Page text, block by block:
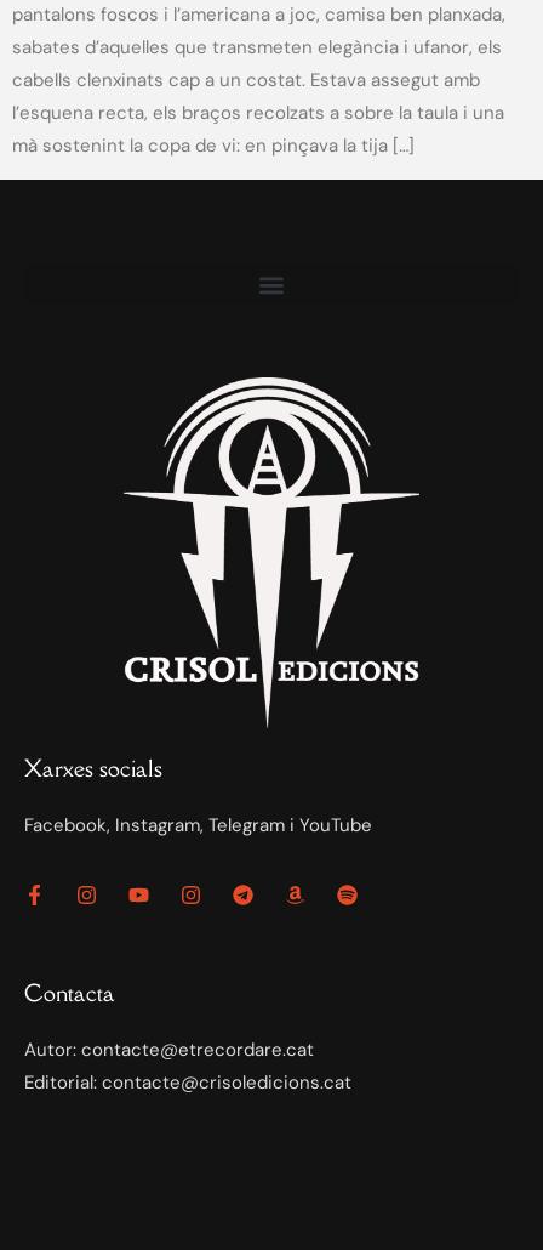
pantalons foscos i l’americana a joc, camisa ben planxada,
sabates d’aquelles que transmeten elegància i ufanor, els
cabells clenxinats cap a un costat. Estava assegut amb
l’esquena recta, els braços recolzats a sobre la taula i una
mà sostenint la copa de vi: en pinçava la tija […]
Xarxes socials
Facebook, Instagram, Telegram i YouTube
Contacta
Autor: contacte@etrecordare.cat
Editorial: contacte@crisoledicions.cat